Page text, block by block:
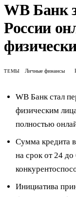
WB Банк
России
ТЕМЫ Личные финансы
WB Банк стал
физическим
полностью
Сумма кредита
на срок от 24 до
Инициатива